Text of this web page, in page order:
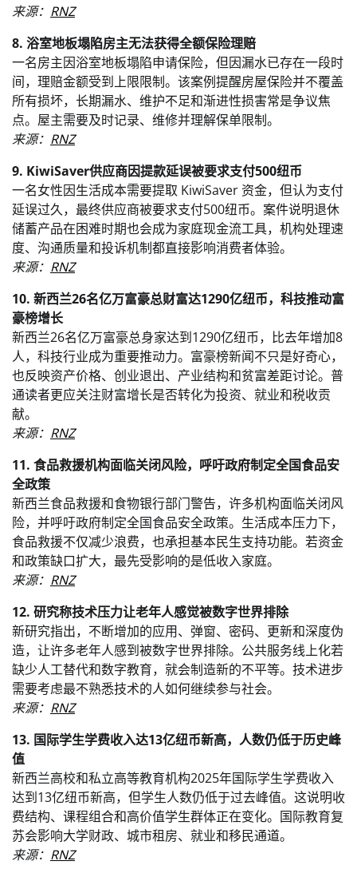
来源： RNZ
8. 浴室地板塌陷房主无法获得全额保险理赔
一名房主因浴室地板塌陷申请保险，但因漏水已存在一段时
间，理赔金额受到上限限制。该案例提醒房屋保险并不覆盖
所有损坏，长期漏水、维护不足和渐进性损害常是争议焦
点。屋主需要及时记录、维修并理解保单限制。
来源： RNZ
9. KiwiSaver供应商因提款延误被要求支付500纽币
一名女性因生活成本需要提取 KiwiSaver 资金，但认为支付
延误过久，最终供应商被要求支付500纽币。案件说明退休
储蓄产品在困难时期也会成为家庭现金流工具，机构处理速
度、沟通质量和投诉机制都直接影响消费者体验。
来源： RNZ
10. 新西兰26名亿万富豪总财富达1290亿纽币，科技推动富
豪榜增长
新西兰26名亿万富豪总身家达到1290亿纽币，比去年增加8
人，科技行业成为重要推动力。富豪榜新闻不只是好奇心，
也反映资产价格、创业退出、产业结构和贫富差距讨论。普
通读者更应关注财富增长是否转化为投资、就业和税收贡
献。
来源： RNZ
11. 食品救援机构面临关闭风险，呼吁政府制定全国食品安
全政策
新西兰食品救援和食物银行部门警告，许多机构面临关闭风
险，并呼吁政府制定全国食品安全政策。生活成本压力下，
食品救援不仅减少浪费，也承担基本民生支持功能。若资金
和政策缺口扩大，最先受影响的是低收入家庭。
来源： RNZ
12. 研究称技术压力让老年人感觉被数字世界排除
新研究指出，不断增加的应用、弹窗、密码、更新和深度伪
造，让许多老年人感到被数字世界排除。公共服务线上化若
缺少人工替代和数字教育，就会制造新的不平等。技术进步
需要考虑最不熟悉技术的人如何继续参与社会。
来源： RNZ
13. 国际学生学费收入达13亿纽币新高，人数仍低于历史峰
值
新西兰高校和私立高等教育机构2025年国际学生学费收入
达到13亿纽币新高，但学生人数仍低于过去峰值。这说明收
费结构、课程组合和高价值学生群体正在变化。国际教育复
苏会影响大学财政、城市租房、就业和移民通道。
来源： RNZ